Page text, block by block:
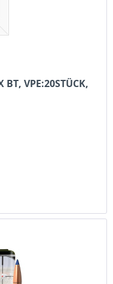
BT, VPE:20STÜCK,